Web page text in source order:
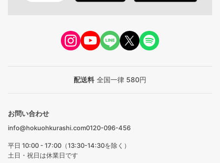
配送料 全国一律 580円
お問い合わせ
info@hokuohkurashi.com0120-096-456
平日 10:00 - 17:00（13:30-14:30を除く）
土日・祝日は休業日です